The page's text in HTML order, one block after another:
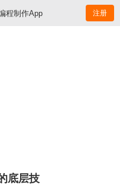
程制作App 注册
底层技